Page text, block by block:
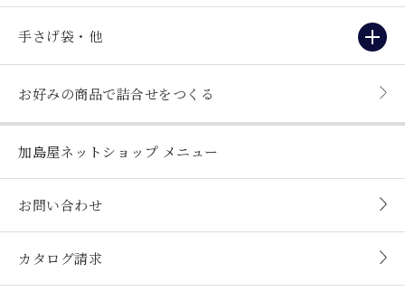
手さげ袋・他
お好みの商品で詰合せをつくる
加島屋ネットショップ メニュー
お問い合わせ
カタログ請求